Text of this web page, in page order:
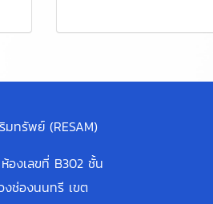
มทรัพย์ (RESAM)
องเลขที่ B302 ชั้น
ช่องนนทรี เขต